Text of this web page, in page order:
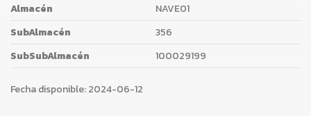
Almacén
NAVE01
SubAlmacén
356
SubSubAlmacén
100029199
Fecha disponible:2024-06-12